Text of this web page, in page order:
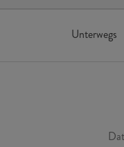
Unterwegs